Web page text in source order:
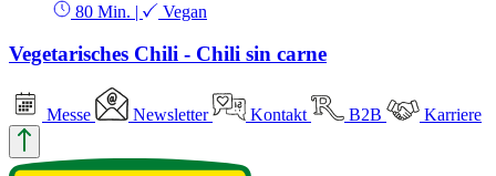
80 Min. | Vegan
Vegetarisches Chili - Chili sin carne
Messe Newsletter Kontakt B2B Karriere